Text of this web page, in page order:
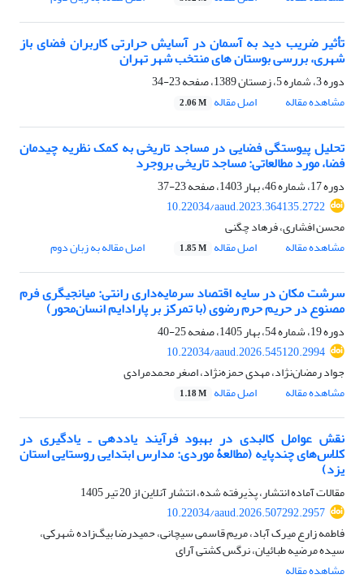
تأثیر ضریب دید به آسمان در آسایش حرارتی کاربران فضای باز
شهری، بررسی بوستان های منتخب شهر تهران
دوره 3، شماره 5، زمستان 1389، صفحه
23-34
مشاهده مقاله
اصل مقاله 2.06 M
تحلیل پیوستگی فضایی در مساجد تاریخی به کمک نظریه چیدمان
فضا، مورد مطالعاتی: مساجد تاریخی بروجرد
دوره 17، شماره 46، بهار 1403، صفحه
23-37
10.22034/aaud.2023.364135.2722
محسن افشاری، فرهاد چگنی
مشاهده مقاله
اصل مقاله 1.85 M اصل مقاله به زبان دوم
سرشت مکان در سایه اقتصاد سرمایه‌داری رانتی: میانجیگری فرم
مصنوع در حریم حرم رضوی (با تمرکز بر پارادایم انسان‌محور)
دوره 19، شماره 54، بهار 1405، صفحه
25-40
10.22034/aaud.2026.545120.2994
جواد رمضان‌نژاد، مهدی حمزه‌نژاد، اصغر محمد‌مرادی
مشاهده مقاله
اصل مقاله 1.18 M
نقش عوامل کالبدی در بهبود فرآیند یاددهی ـ یادگیری در
کلاس‌های چندپایه (مطالعۀ موردی: مدارس ابتدایی روستایی استان
یزد)
مقالات آماده انتشار، پذیرفته شده، انتشار آنلاین از20 تیر 1405
10.22034/aaud.2026.507292.2957
فاطمه زارع میرک آباد، مریم قاسمی سیچانی، حمیدرضا بیگ‌زاده شهرکی،
سیده مرضیه طبائیان، نرگس کشتی آرای
مشاهده مقاله